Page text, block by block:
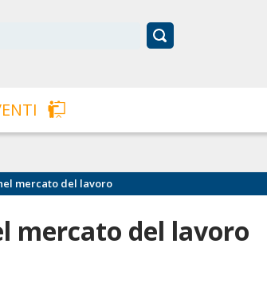
mercato del lavoro
mercato del lavoro